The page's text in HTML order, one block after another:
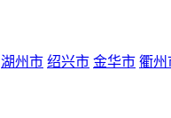
湖州市 绍兴市 金华市 衢州